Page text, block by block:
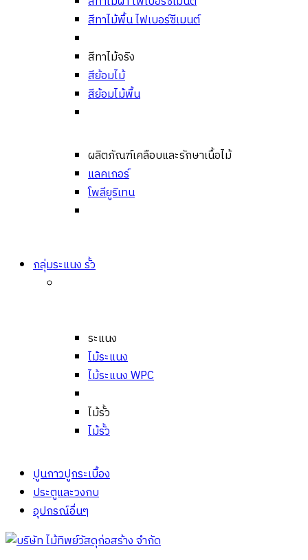
สีทาไม้พื้น ไฟเบอร์ซีเมนต์
สีทาไม้จริง
สีย้อมไม้
สีย้อมไม้พื้น
ผลิตภัณฑ์เคลือบและรักษาเนื้อไม้
แลคเกอร์
โพลียูริเทน
กลุ่มระแนง รั้ว
ระแนง
ไม้ระแนง
ไม้ระแนง WPC
ไม้รั้ว
ไม้รั้ว
ปูนกาวปูกระเบื้อง
ประตูและวงกบ
อุปกรณ์อื่นๆ